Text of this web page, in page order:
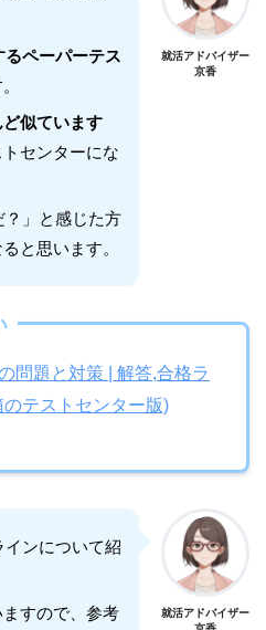
ペーパーテス
似ています
センターにな
？」と感じた方
と思います。
就活アドバイザー
京香
問題と対策 | 解答,合格ラ
テストセンター版)
ンについて紹
すので、参考
就活アドバイザー